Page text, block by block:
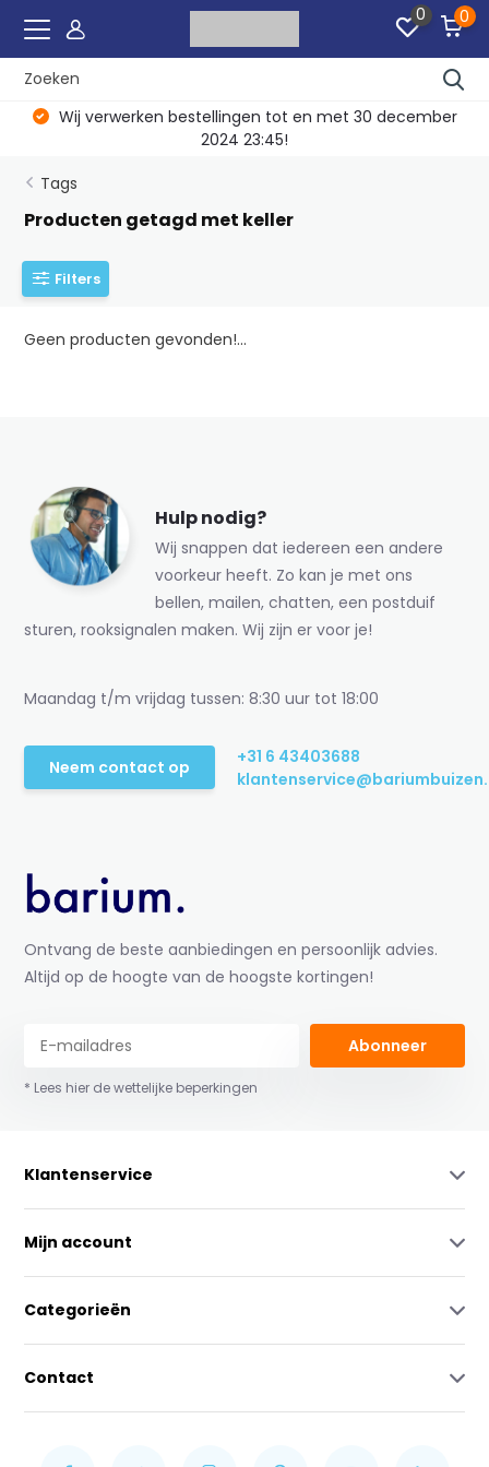
0 0
Wij verwerken bestellingen tot en met 30 december
2024 23:45!
Tags
Producten getagd met keller
Filters
Geen producten gevonden!...
Hulp nodig?
Wij snappen dat iedereen een andere
voorkeur heeft. Zo kan je met ons
bellen, mailen, chatten, een postduif
sturen, rooksignalen maken. Wij zijn er voor je!
Maandag t/m vrijdag tussen: 8:30 uur tot 18:00
Neem contact op
+31 6 43403688
Ontvang de beste aanbiedingen en persoonlijk advies.
Altijd op de hoogte van de hoogste kortingen!
Abonneer
* Lees hier de wettelijke beperkingen
Klantenservice
Mijn account
Categorieën
Contact